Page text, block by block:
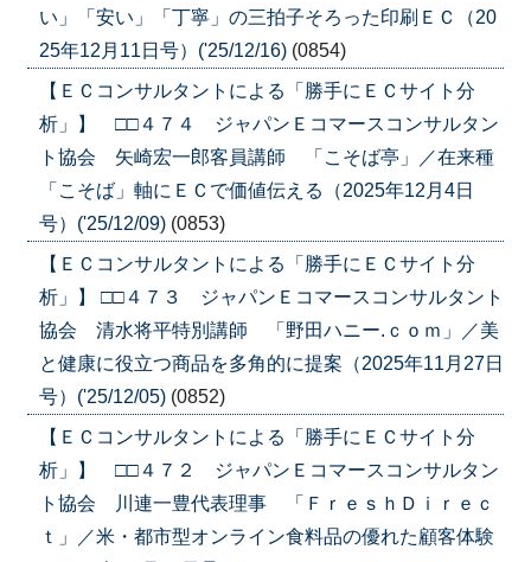
い」「安い」「丁寧」の三拍子そろった印刷ＥＣ（20
25年12月11日号）('25/12/16) (0854)
【ＥＣコンサルタントによる「勝手にＥＣサイト分
析」】 □□４７４ ジャパンＥコマースコンサルタン
ト協会 矢崎宏一郎客員講師 「こそば亭」／在来種
「こそば」軸にＥＣで価値伝える（2025年12月4日
号）('25/12/09) (0853)
【ＥＣコンサルタントによる「勝手にＥＣサイト分
析」】 □□４７３ ジャパンＥコマースコンサルタント
協会 清水将平特別講師 「野田ハニー.ｃｏｍ」／美
と健康に役立つ商品を多角的に提案（2025年11月27日
号）('25/12/05) (0852)
【ＥＣコンサルタントによる「勝手にＥＣサイト分
析」】 □□４７２ ジャパンＥコマースコンサルタン
ト協会 川連一豊代表理事 「ＦｒｅｓｈＤｉｒｅｃ
ｔ」／米・都市型オンライン食料品の優れた顧客体験